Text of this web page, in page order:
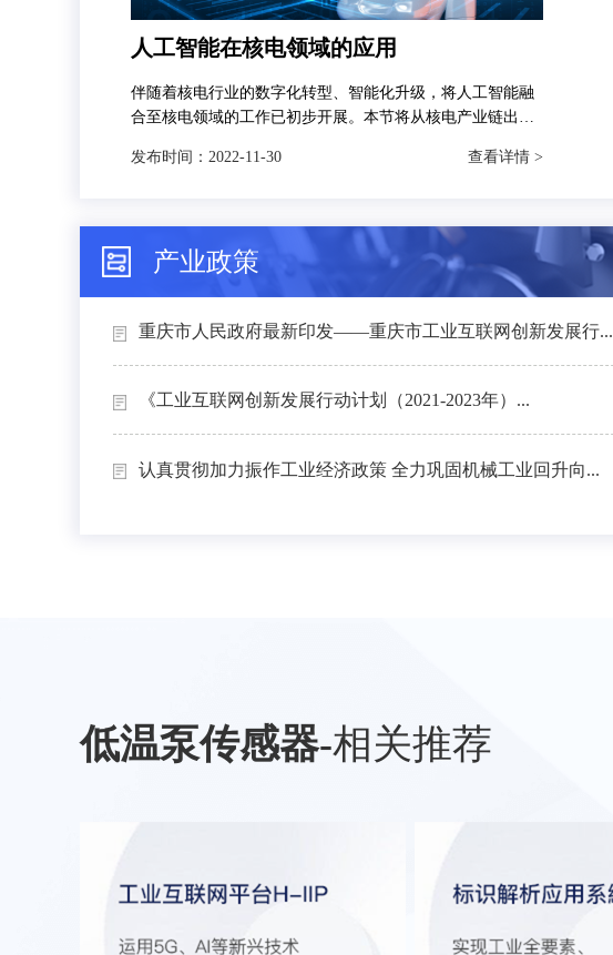
人工智能在核电领域的应用
伴随着核电行业的数字化转型、智能化升级，将人工智能融
合至核电领域的工作已初步开展。本节将从核电产业链出
和智能运维4个场景下的典型应用进行介绍。
发布时间： 2022-11-30 查看详情 >
产业政策
重庆市人民政府最新印发——重庆市工业互联网创新发展行...
《工业互联网创新发展行动计划（2021-2023年）...
认真贯彻加力振作工业经济政策 全力巩固机械工业回升向...
低温泵传感器-相关推荐